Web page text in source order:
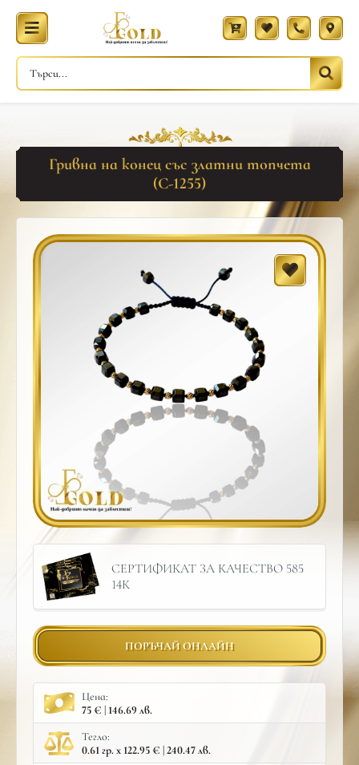
Гривна на конец със златни топчета
(С-1255)
СЕРТИФИКАТ ЗА КАЧЕСТВО 585
14К
ПОРЪЧАЙ ОНЛАЙН
Цена:
75 € | 146.69 лв.
Тегло:
0.61 гр. x 122.95 € | 240.47 лв.